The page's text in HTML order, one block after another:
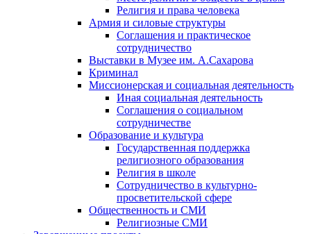
Религия и права человека
Армия и силовые структуры
Соглашения и практическое
сотрудничество
Выставки в Музее им. А.Сахарова
Криминал
Миссионерская и социальная деятельность
Иная социальная деятельность
Соглашения о социальном
сотрудничестве
Образование и культура
Государственная поддержка
религиозного образования
Религия в школе
Сотрудничество в культурно-
просветительской сфере
Общественность и СМИ
Религиозные СМИ